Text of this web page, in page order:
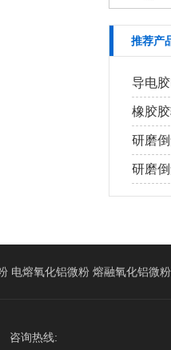
推荐产
导电
橡胶
研磨
研磨
电熔氧化铝微粉 熔融氧化铝微粉
咨询热线: